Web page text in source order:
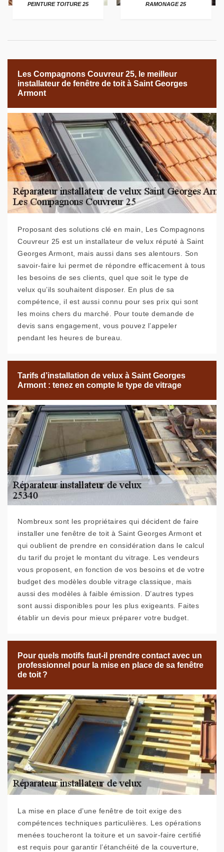
PEINTURE TOITURE 25 RAMONAGE 25
Les Compagnons Couvreur 25, le meilleur
installateur de fenêtre de toit à Saint Georges
Armont
Proposant des solutions clé en main, Les Compagnons
Couvreur 25 est un installateur de velux réputé à Saint
Georges Armont, mais aussi dans ses alentours. Son
savoir-faire lui permet de répondre efficacement à tous
les besoins de ses clients, quel que soit le type de
velux qu’ils souhaitent disposer. En plus de sa
compétence, il est aussi connu pour ses prix qui sont
les moins chers du marché. Pour toute demande de
devis sans engagement, vous pouvez l’appeler
pendant les heures de bureau.
Tarifs d’installation de velux à Saint Georges
Armont : tenez en compte le type de vitrage
Nombreux sont les propriétaires qui décident de faire
installer une fenêtre de toit à Saint Georges Armont et
qui oublient de prendre en considération dans le calcul
du tarif du projet le montant du vitrage. Les vendeurs
vous proposent, en fonction de vos besoins et de votre
budget des modèles double vitrage classique, mais
aussi des modèles à faible émission. D’autres types
sont aussi disponibles pour les plus exigeants. Faites
établir un devis pour mieux préparer votre budget.
Pour quels motifs faut-il prendre contact avec un
professionnel pour la mise en place de sa fenêtre
de toit ?
La mise en place d’une fenêtre de toit exige des
compétences techniques particulières. Les opérations
menées toucheront la toiture et un savoir-faire certifié
est requis pour garantir l’étanchéité de la couverture,